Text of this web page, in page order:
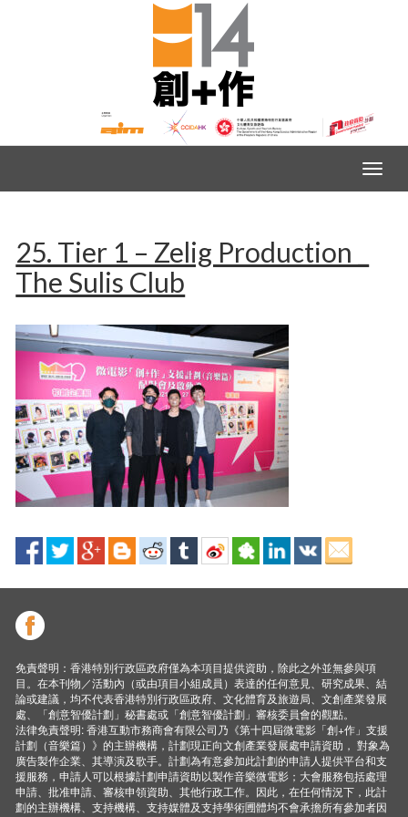
25. Tier 1 – Zelig Production _
The Sulis Club
免責聲明：香港特別行政區政府僅為本項目提供資助，除此之外並無參與項
目。在本刊物／活動內（或由項目小組成員）表達的任何意見、研究成果、結
論或建議，均不代表香港特別行政區政府、文化體育及旅遊局、文創產業發展
處、「創意智優計劃」秘書處或「創意智優計劃」審核委員會的觀點。
法律免責聲明: 香港互動市務商會有限公司乃《第十四屆微電影「創+作」支援
計劃（音樂篇）》的主辦機構，計劃現正向文創產業發展處申請資助， 對象為
廣告製作企業、其導演及歌手。計劃為有意參加此計劃的申請人提供平台和支
援服務，申請人可以根據計劃申請資助以製作音樂微電影；大會服務包括處理
申請、批准申請、審核申領資助、其他行政工作。因此，在任何情況下，此計
劃的主辦機構、支持機構、支持媒體及支持學術圑體均不會承擔所有參加者因